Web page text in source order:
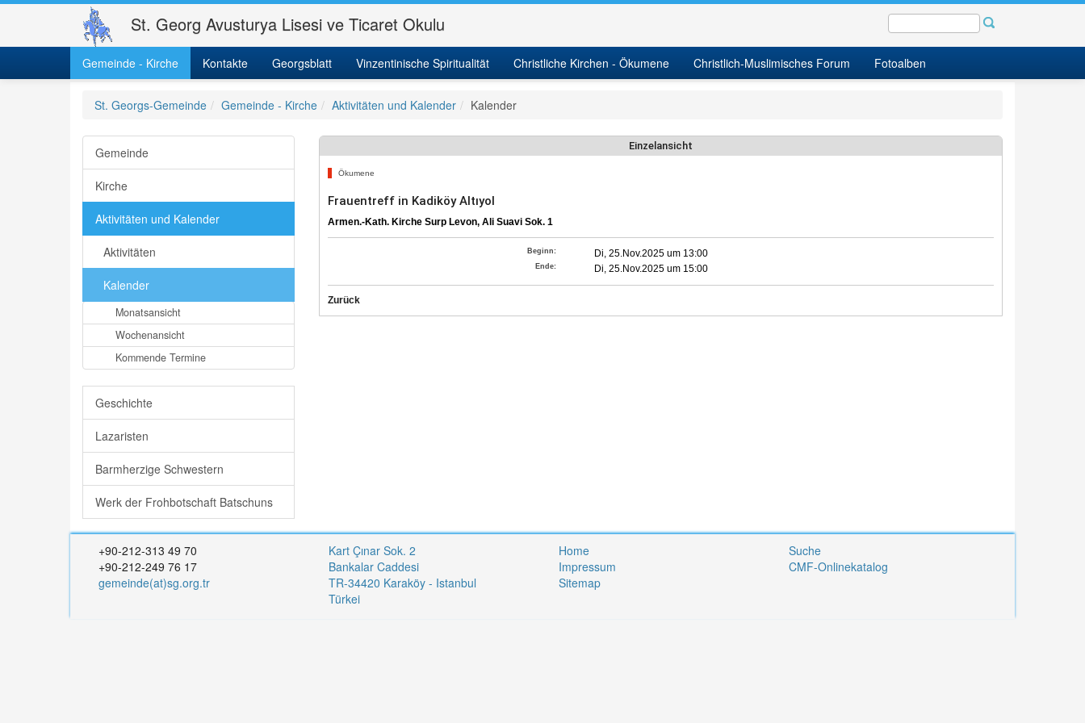
St. Georg Avusturya Lisesi ve Ticaret Okulu
Gemeinde - Kirche Kontakte Georgsblatt Vinzentinische Spiritualität Christliche Kirchen - Ökumene Christlich-Muslimisches Forum Fotoalben
St. Georgs-Gemeinde Gemeinde - Kirche Aktivitäten und Kalender Kalender
Gemeinde
Kirche
Aktivitäten und Kalender
Aktivitäten
Kalender
Monatsansicht
Wochenansicht
Kommende Termine
Geschichte
Lazaristen
Barmherzige Schwestern
Werk der Frohbotschaft Batschuns
Einzelansicht
Ökumene
Frauentreff in Kadiköy Altıyol
Armen.-Kath. Kirche Surp Levon, Ali Suavi Sok. 1
Beginn: Di, 25.Nov.2025 um 13:00
Ende: Di, 25.Nov.2025 um 15:00
Zurück
+90-212-313 49 70
+90-212-249 76 17
gemeinde(at)sg.org.tr
Kart Çınar Sok. 2
Bankalar Caddesi
TR-34420 Karaköy - Istanbul
Türkei
Home
Impressum
Sitemap
Suche
CMF-Onlinekatalog